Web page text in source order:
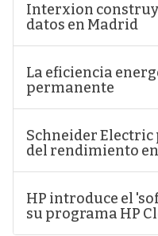
Interxion
datos en Madrid
La eficiencia
permanente
Schneider
del rendimiento
HP introduce el
su programa HP